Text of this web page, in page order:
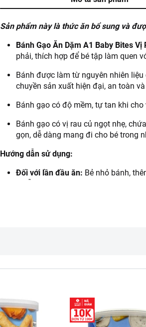
Sản phẩm này là thức ăn bổ sung và
Bánh Gạo Ăn Dặm A1 Baby Bites Vị
phải, thích hợp để bé tập làm quen
Bánh được làm từ nguyên nhiên
chuyền sản xuất hiện đại, an toàn
Bánh gạo có độ mềm, tự tan khi
Bánh gạo có vị rau củ ngọt nhẹ,
gọn, dễ dàng mang đi cho bé trong
Hướng dẫn sử dụng:
Đối với lần đầu ăn: Bẻ nhỏ bánh,
Dùng trực